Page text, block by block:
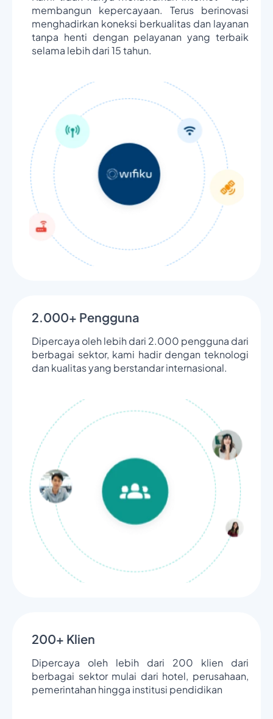
membangun kepercayaan. Terus berinovasi
menghadirkan koneksi berkualitas dan layanan
tanpa henti dengan pelayanan yang terbaik
selama lebih dari 15 tahun.
2.000+ Pengguna
Dipercaya oleh lebih dari 2.000 pengguna dari
berbagai sektor, kami hadir dengan teknologi
dan kualitas yang berstandar internasional.
200+ Klien
Dipercaya oleh lebih dari 200 klien dari
berbagai sektor mulai dari hotel, perusahaan,
pemerintahan hingga institusi pendidikan